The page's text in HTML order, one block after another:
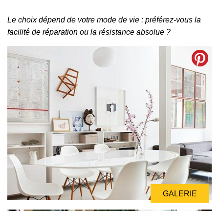
Le choix dépend de votre mode de vie : préférez-vous la
facilité de réparation ou la résistance absolue ?
GALERIE